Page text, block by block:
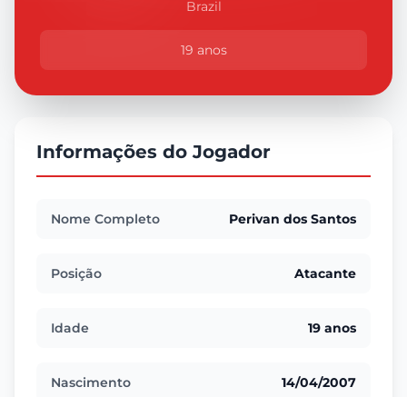
Brazil
19 anos
Informações do Jogador
Nome Completo Perivan dos Santos
Posição Atacante
Idade 19 anos
Nascimento 14/04/2007